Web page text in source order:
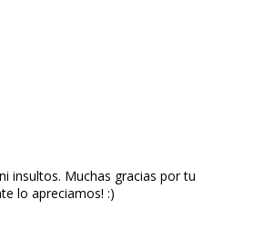
insultos. Muchas gracias por tu
lo apreciamos! :)